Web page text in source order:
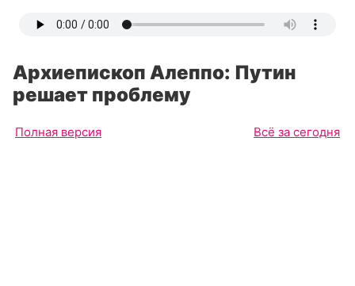
Архиепископ Алеппо: Путин
решает проблему
Полная версия Всё за сегодня